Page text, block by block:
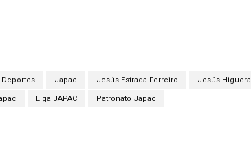
Deportes Japac Jesús Estrada Ferreiro Jesús Higuera
Liga JAPAC Patronato Japac